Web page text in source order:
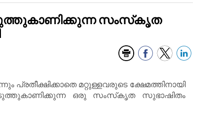
സംസ്‌കൃത
പ്രതീക്ഷിക്കാതെ മറ്റുള്ളവരുടെ ക്ഷേമത്തിനായി
ഒരു സംസ്‌കൃത സുഭാഷിതം